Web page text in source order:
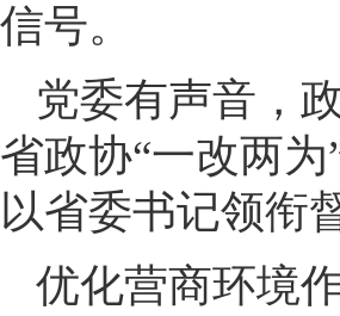
信号。
党委有声音，
省政协“一改两
以省委书记领衔
优化营商环境